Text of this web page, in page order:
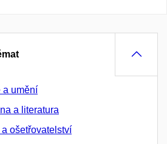
a umění
a literatura
ošetřovatelství